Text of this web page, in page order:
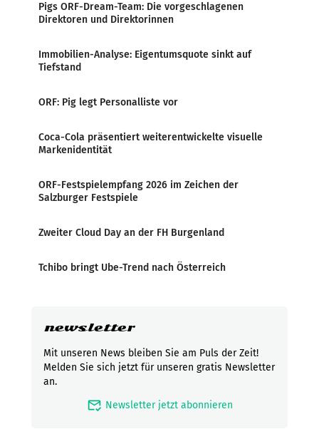
Pigs ORF-Dream-Team: Die vorgeschlagenen
Direktoren und Direktorinnen
Immobilien-Analyse: Eigentumsquote sinkt auf
Tiefstand
ORF: Pig legt Personalliste vor
Coca-Cola präsentiert weiterentwickelte visuelle
Markenidentität
ORF-Festspielempfang 2026 im Zeichen der
Salzburger Festspiele
Zweiter Cloud Day an der FH Burgenland
Tchibo bringt Ube-Trend nach Österreich
newsletter
Mit unseren News bleiben Sie am Puls der Zeit!
Melden Sie sich jetzt für unseren gratis Newsletter
an.
mark_email_read Newsletter jetzt abonnieren